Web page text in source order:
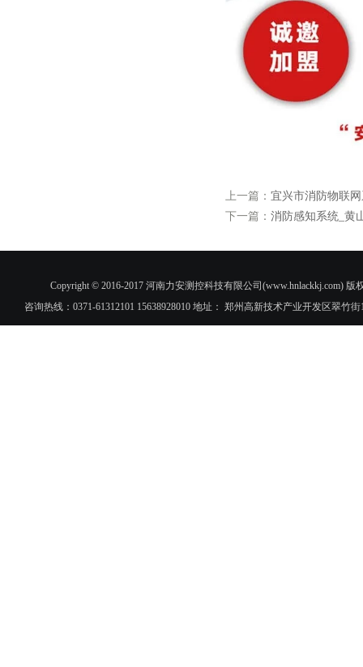
上一篇： 宜兴市消防物联
下一篇： 消防感知系统_黄
Copyright © 2016-2017 河南力安测控科技有限公司(www.hnlackkj.com)
咨询热线：0371-61312101 15638928010 地址： 郑州高新技术产业开发区翠竹